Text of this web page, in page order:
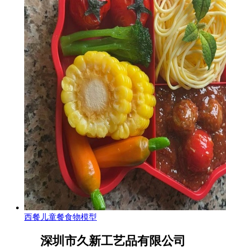
西餐儿童餐食物模型
深圳市久新工艺品有限公司